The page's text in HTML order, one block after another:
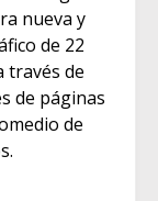
nueva y
de 22
través de
de páginas
de